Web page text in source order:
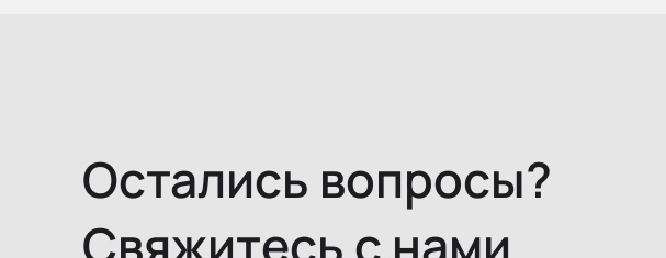
Остались вопросы?
Свяжитесь с нами.